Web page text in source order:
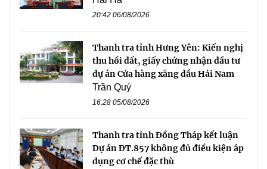
20:42 06/08/2026
Thanh tra tỉnh Hưng Yên: Kiến nghị
thu hồi đất, giấy chứng nhận đầu tư
dự án Cửa hàng xăng dầu Hải Nam
Trần Quý
16:28 05/08/2026
Thanh tra tỉnh Đồng Tháp kết luận
Dự án ĐT.857 không đủ điều kiện áp
dụng cơ chế đặc thù